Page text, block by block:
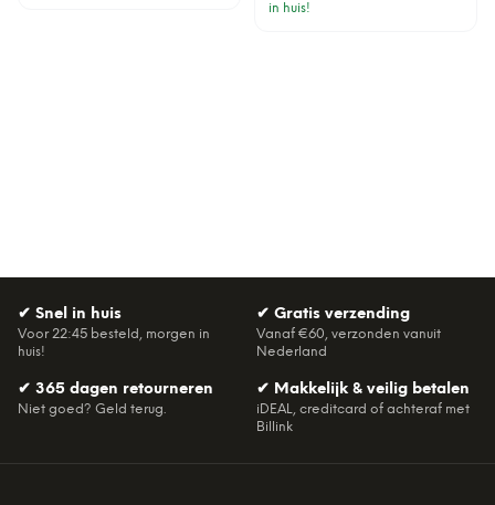
in huis!
✔ Snel in huis
Voor 22:45 besteld, morgen in
huis!
✔ Gratis verzending
Vanaf €60, verzonden vanuit
Nederland
✔ 365 dagen retourneren
Niet goed? Geld terug.
✔ Makkelijk & veilig betalen
iDEAL, creditcard of achteraf met
Billink